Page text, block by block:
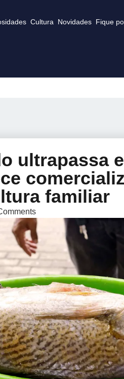
Cultura Novidades Fique
ultrapassa
familiar